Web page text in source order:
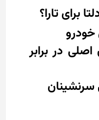
برای تارا؟
خودرو
در برابر
سرنشینان